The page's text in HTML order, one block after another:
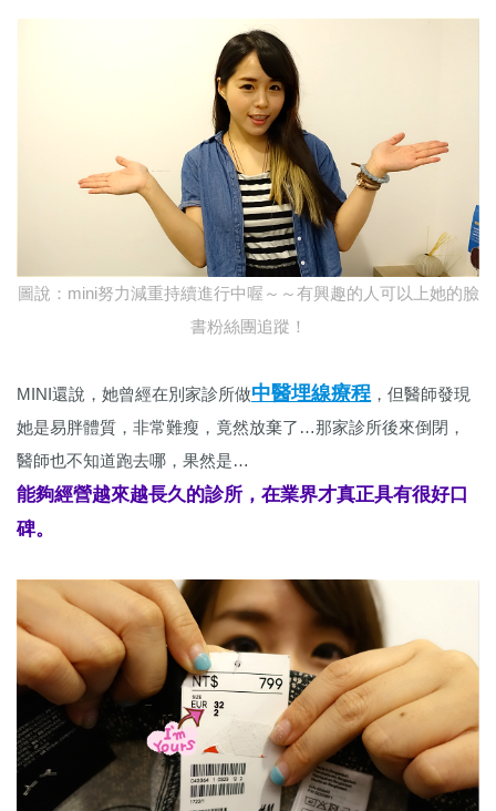
圖說：mini努力減重持續進行中喔～～有興趣的人可以上她的臉
書粉絲團追蹤！
MINI還說，她曾經在別家診所做中醫埋線療程 ，但醫師發現
她是易胖體質，非常難瘦，竟然放棄了…那家診所後來倒閉，
醫師也不知道跑去哪，果然是…
能夠經營越來越長久的診所，在業界才真正具有很好口
碑。